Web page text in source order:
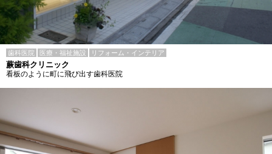
歯科医院 医療・福祉施設 リフォーム・インテリア
蕨歯科クリニック
看板のように町に飛び出す歯科医院